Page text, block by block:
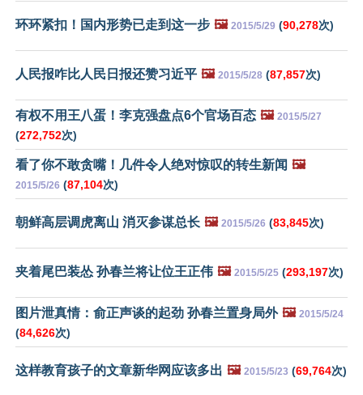
环环紧扣！国内形势已走到这一步 🖼️ 2015/5/29 (90,278次)
人民报咋比人民日报还赞习近平 🖼️ 2015/5/28 (87,857次)
有权不用王八蛋！李克强盘点6个官场百态 🖼️ 2015/5/27
(272,752次)
看了你不敢贪嘴！几件令人绝对惊叹的转生新闻 🖼️
2015/5/26 (87,104次)
朝鲜高层调虎离山 消灭参谋总长 🖼️ 2015/5/26 (83,845次)
夹着尾巴装怂 孙春兰将让位王正伟 🖼️ 2015/5/25 (293,197次)
图片泄真情：俞正声谈的起劲 孙春兰置身局外 🖼️ 2015/5/24
(84,626次)
这样教育孩子的文章新华网应该多出 🖼️ 2015/5/23 (69,764次)